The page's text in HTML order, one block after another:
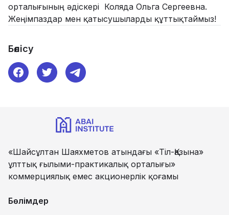
орталығының әдіскері Коляда Ольга Сергеевна.
Жеңімпаздар мен қатысушыларды құттықтаймыз!
Бөлісу
«Шайсұлтан Шаяхметов атындағы «Тіл-Қазына»
ұлттық ғылыми-практикалық орталығы»
коммерциялық емес акционерлік қоғамы
Бөлімдер